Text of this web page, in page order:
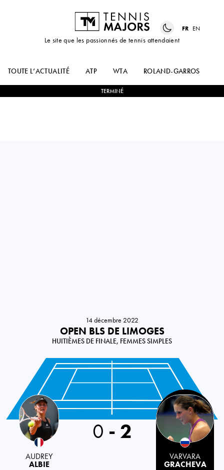
Le site que les passionnés de tennis attendaient
FR EN
TOUTE L’ACTUALITÉ ATP WTA ROLAND-GARROS
TERMINÉ
14 décembre 2022
OPEN BLS DE LIMOGES
HUITIÈMES DE FINALE, FEMMES SIMPLES
France
AUDREY
ALBIE
0 - 2
VARVARA
GRACHEVA